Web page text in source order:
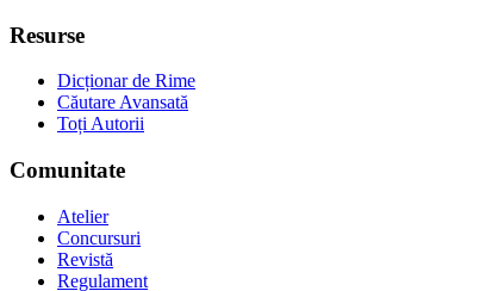
Resurse
Dicționar de Rime
Căutare Avansată
Toți Autorii
Comunitate
Atelier
Concursuri
Revistă
Regulament